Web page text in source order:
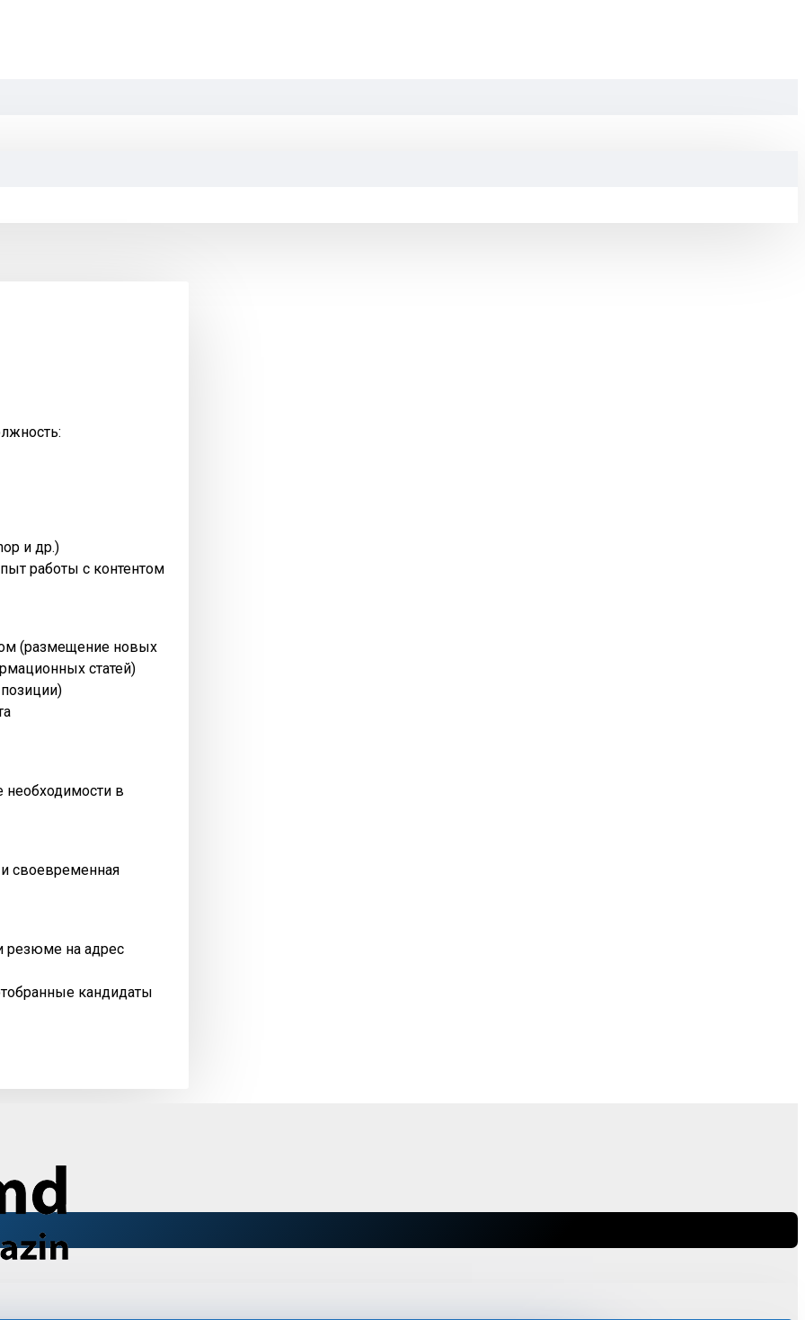
и др.)
работы с контентом
(размещение новых
статей)
в
и своевременная
резюме на адрес
кандидаты